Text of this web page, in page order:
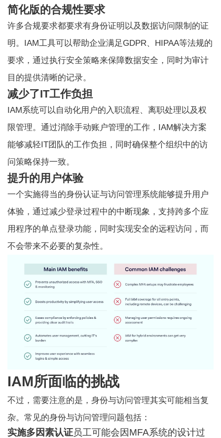
简化版的合规性要求
许多合规要求都要求有身份证明以及数据访问限制的证
明。IAM工具可以帮助企业满足GDPR、HIPAA等法规的
要求，通过执行安全策略来保障数据安全，同时为审计
目的提供清晰的记录。
减少了IT工作负担
IAM系统可以自动化用户的入职流程、离职处理以及权
限管理。通过消除手动账户管理的工作，IAM解决方案
能够减轻IT团队的工作负担，同时确保整个组织中的访
问策略保持一致。
提升的用户体验
一个实施得当的身份认证与访问管理系统能够提升用户
体验，通过减少登录过程中的中断现象，支持跨多个应
用程序的单点登录功能，同时实现安全的远程访问，而
不会带来不必要的复杂性。
IAM所面临的挑战
不过，需要注意的是，身份与访问管理其实可能相当复
杂。常见的身份与访问管理问题包括：
实施多因素认证员工可能会因MFA系统的设计过